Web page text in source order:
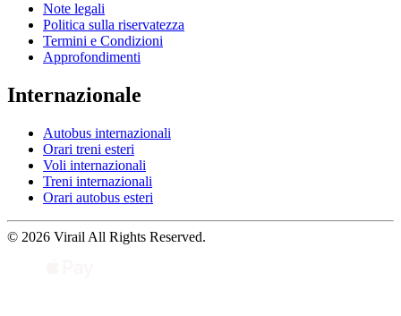
Note legali
Politica sulla riservatezza
Termini e Condizioni
Approfondimenti
Internazionale
Autobus internazionali
Orari treni esteri
Voli internazionali
Treni internazionali
Orari autobus esteri
© 2026 Virail All Rights Reserved.